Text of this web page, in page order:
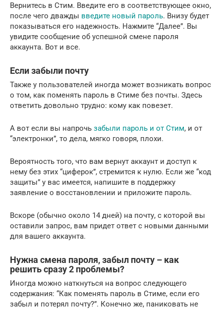
Вернитесь в Стим. Введите его в соответствующее окно,
после чего дважды введите новый пароль. Внизу будет
показываться его надежность. Нажмите “Далее”. Вы
увидите сообщение об успешной смене пароля
аккаунта. Вот и все.
Если забыли почту
Также у пользователей иногда может возникать вопрос
о том, как поменять пароль в Стиме без почты. Здесь
ответить довольно трудно: кому как повезет.
А вот если вы напрочь забыли пароль и от Стим, и от
“электронки”, то дела, мягко говоря, плохи.
Вероятность того, что вам вернут аккаунт и доступ к
нему без этих “циферок”, стремится к нулю. Если же “код
защиты” у вас имеется, напишите в поддержку
заявление о восстановлении и приложите пароль.
Вскоре (обычно около 14 дней) на почту, с которой вы
оставили запрос, вам придет ответ с новыми данными
для вашего аккаунта.
Нужна смена пароля, забыл почту – как
решить сразу 2 проблемы?
Иногда можно наткнуться на вопрос следующего
содержания: “Как поменять пароль в Стиме, если его
забыл и потерял почту?”. Конечно же, паниковать не